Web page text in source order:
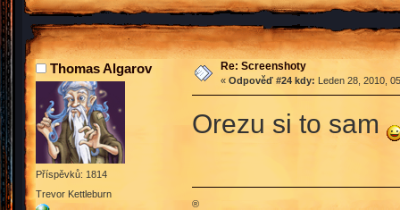
Thomas Algarov
Příspěvků: 1814
Trevor Kettleburn
Re: Screenshoty
« Odpověď #24 kdy: Leden 28, 2010,
Orezu si to sam
®